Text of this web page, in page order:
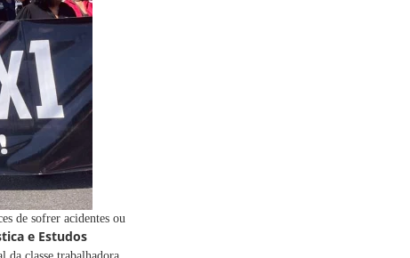
de sofrer acidentes ou
e Estudos